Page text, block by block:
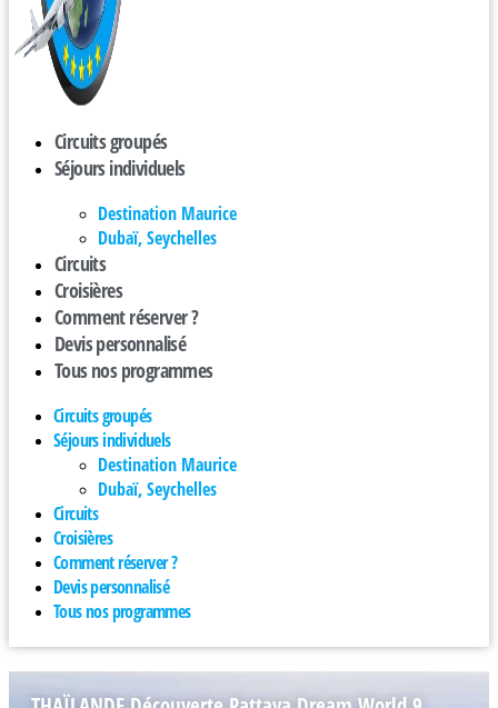
Circuits groupés
Séjours individuels
Destination Maurice
Dubaï, Seychelles
Circuits
Croisières
Comment réserver ?
Devis personnalisé
Tous nos programmes
Circuits groupés
Séjours individuels
Destination Maurice
Dubaï, Seychelles
Circuits
Croisières
Comment réserver ?
Devis personnalisé
Tous nos programmes